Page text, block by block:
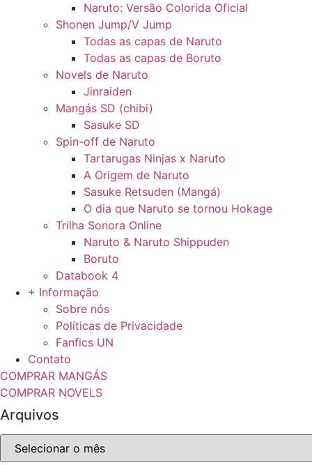
Naruto: Versão Colorida Oficial
Shonen Jump/V Jump
Todas as capas de Naruto
Todas as capas de Boruto
Novels de Naruto
Jinraiden
Mangás SD (chibi)
Sasuke SD
Spin-off de Naruto
Tartarugas Ninjas x Naruto
A Origem de Naruto
Sasuke Retsuden (Mangá)
O dia que Naruto se tornou Hokage
Trilha Sonora Online
Naruto & Naruto Shippuden
Boruto
Databook 4
+ Informação
Sobre nós
Políticas de Privacidade
Fanfics UN
Contato
COMPRAR MANGÁS
COMPRAR NOVELS
Arquivos
Arquivos